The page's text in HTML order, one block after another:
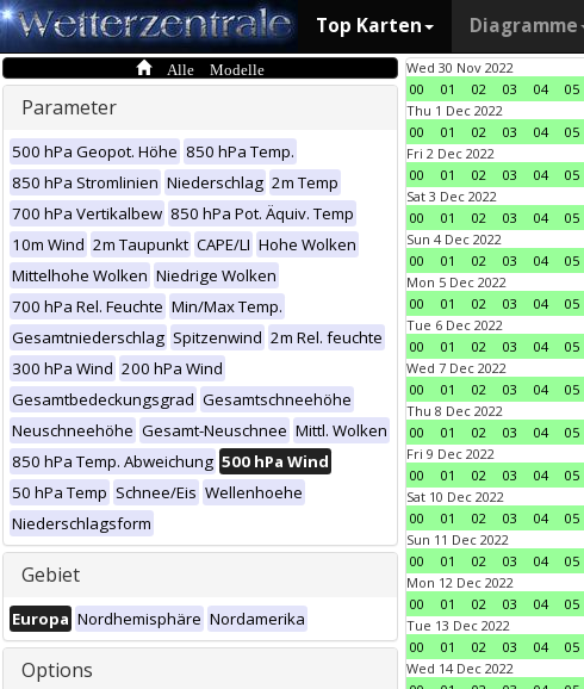
Top Karten Diagramme
Alle Modelle
Parameter
500 hPa Geopot. Höhe 850 hPa Temp.
850 hPa Stromlinien Niederschlag 2m Temp
700 hPa Vertikalbew 850 hPa Pot. Äquiv. Temp
10m Wind 2m Taupunkt CAPE/LI Hohe Wolken
Mittelhohe Wolken Niedrige Wolken
700 hPa Rel. Feuchte Min/Max Temp.
Gesamtniederschlag Spitzenwind 2m Rel. feuchte
300 hPa Wind 200 hPa Wind
Gesamtbedeckungsgrad Gesamtschneehöhe
Neuschneehöhe Gesamt-Neuschnee Mittl. Wolken
850 hPa Temp. Abweichung 500 hPa Wind
50 hPa Temp Schnee/Eis Wellenhoehe
Niederschlagsform
Gebiet
Europa Nordhemisphäre Nordamerika
Options
Wed 30 Nov 2022
00
01 02 03 04 05
Thu 1 Dec 2022
00
01 02 03 04 05
Fri 2 Dec 2022
00
01 02 03 04 05
Sat 3 Dec 2022
00
01 02 03 04 05
Sun 4 Dec 2022
00
01 02 03 04 05
Mon 5 Dec 2022
00
01 02 03 04 05
Tue 6 Dec 2022
00
01 02 03 04 05
Wed 7 Dec 2022
00
01 02 03 04 05
Thu 8 Dec 2022
00
01 02 03 04 05
Fri 9 Dec 2022
00
01 02 03 04 05
Sat 10 Dec 2022
00
01 02 03 04 05
Sun 11 Dec 2022
00
01 02 03 04 05
Mon 12 Dec 2022
00
01 02 03 04 05
Tue 13 Dec 2022
00
01 02 03 04 05
Wed 14 Dec 2022